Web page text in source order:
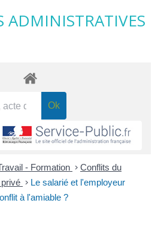
ADMINISTRATIVES
- Formation > Conflits du
> Le salarié et l'employeur
à l'amiable ?